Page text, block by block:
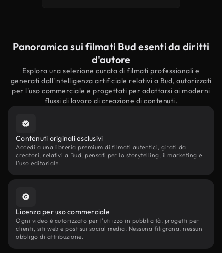
Panoramica sui filmati Bud esenti da diritti
d'autore
Esplora una selezione curata di filmati professionali e
generati dall'intelligenza artificiale relativi a Bud, autorizzati
per l'uso commerciale e progettati per adattarsi ai moderni
flussi di lavoro di creazione di contenuti.
Contenuti originali esclusivi
Accedi a una libreria premium di filmati autentici, girati da
creatori, relativi a Bud, pensati per lo storytelling, il marketing e
l'uso editoriale.
Licenza per uso commerciale
Ogni video è autorizzato per l'utilizzo in pubblicità, progetti per
clienti, siti web e post sui social media. Nessuna filigrana, nessun
obbligo di attribuzione.